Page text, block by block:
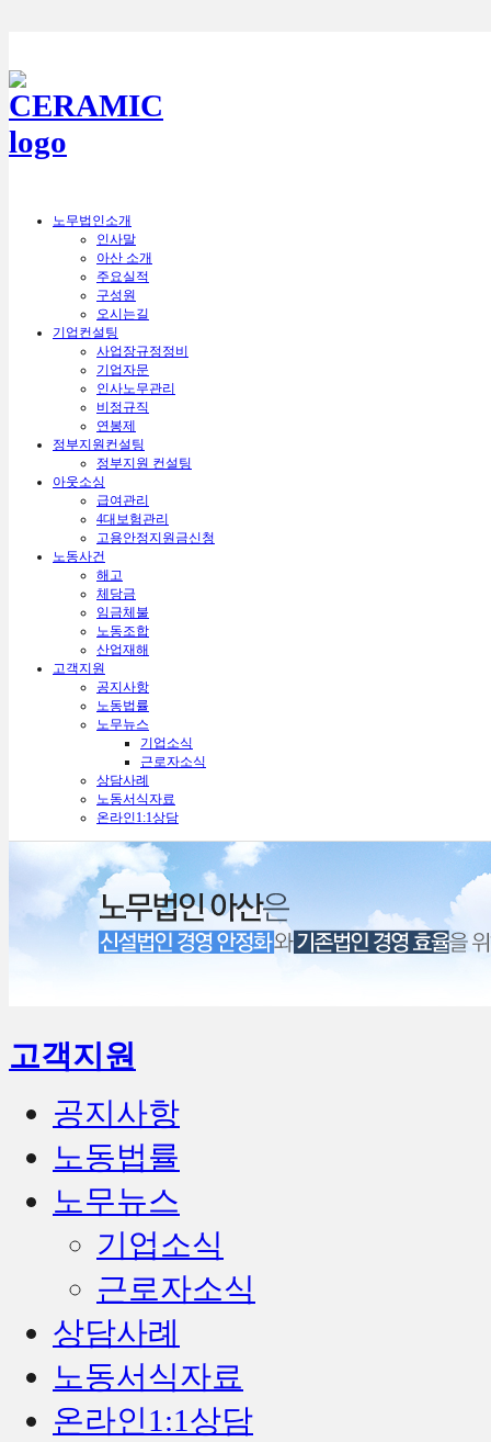
노무법인소개
인사말
아산 소개
주요실적
구성원
오시는길
기업컨설팅
사업장규정정비
기업자문
인사노무관리
비정규직
연봉제
정부지원컨설팅
정부지원 컨설팅
아웃소싱
급여관리
4대보험관리
고용안정지원금신청
노동사건
해고
체당금
임금체불
노동조합
산업재해
고객지원
공지사항
노동법률
노무뉴스
기업소식
근로자소식
상담사례
노동서식자료
온라인1:1상담
고객지원
공지사항
노동법률
노무뉴스
기업소식
근로자소식
상담사례
노동서식자료
온라인1:1상담